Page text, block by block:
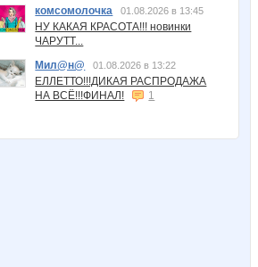
комсомолочка
01.08.2026 в 13:45
НУ КАКАЯ КРАСОТА!!! новинки
ЧАРУТТ...
Мил@н@
01.08.2026 в 13:22
ЕЛЛЕТТО!!!ДИКАЯ РАСПРОДАЖА
НА ВСЁ!!!ФИНАЛ!
1